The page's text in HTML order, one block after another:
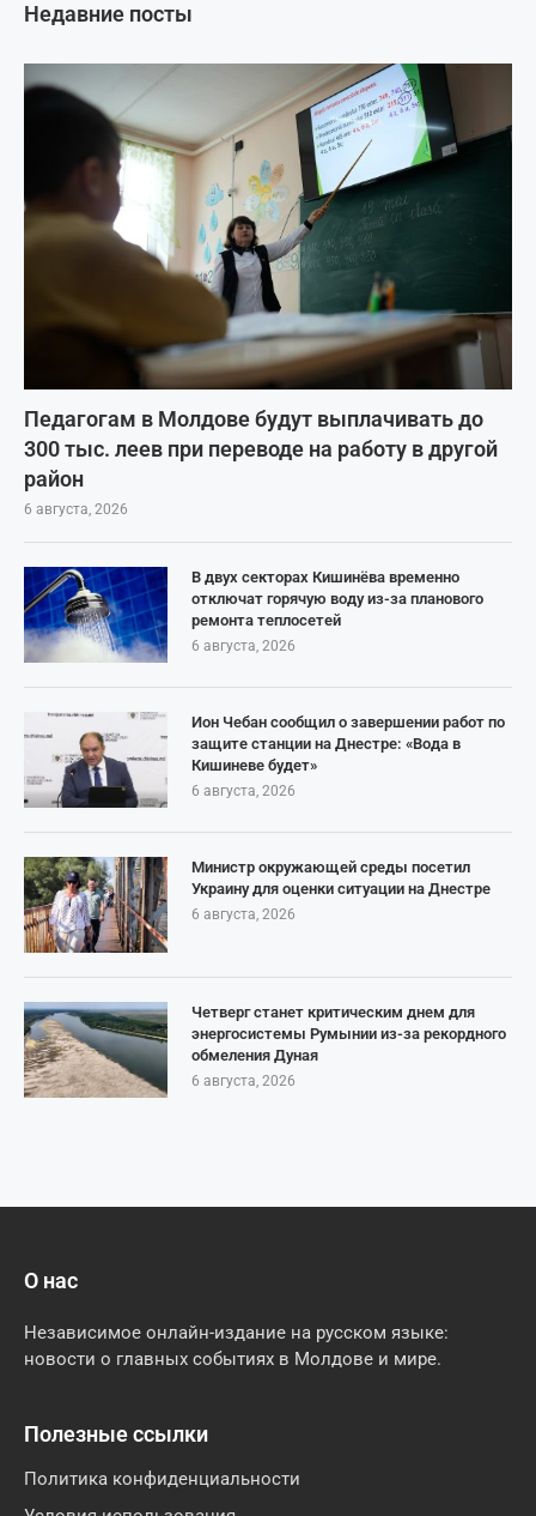
Недавние посты
Педагогам в Молдове будут выплачивать до
300 тыс. леев при переводе на работу в другой
район
6 августа, 2026
В двух секторах Кишинёва временно
отключат горячую воду из-за планового
ремонта теплосетей
6 августа, 2026
Ион Чебан сообщил о завершении работ по
защите станции на Днестре: «Вода в
Кишиневе будет»
6 августа, 2026
Министр окружающей среды посетил
Украину для оценки ситуации на Днестре
6 августа, 2026
Четверг станет критическим днем для
энергосистемы Румынии из-за рекордного
обмеления Дуная
6 августа, 2026
О нас
Независимое онлайн-издание на русском языке:
новости о главных событиях в Молдове и мире.
Полезные ссылки
Политика конфиденциальности